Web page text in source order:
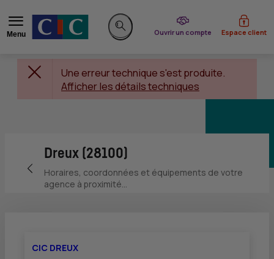
Menu
Rechercher sur le site
Ouvrir un compte
du CIC Espace client
Une erreur technique s'est produite.
Afficher les détails techniques
Retour vers la page précédente
Dreux (28100)
Horaires, coordonnées et équipements de votre
agence à proximité...
CIC DREUX